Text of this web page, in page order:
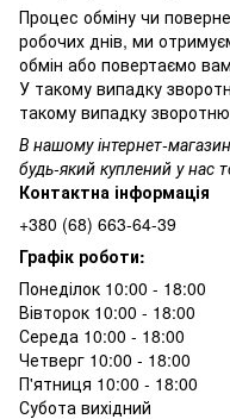
Процес обміну чи
робочих днів, ми
обмін або повертаємо
У такому випадку
такому випадку
В нашому інтернет-
будь-який куплений у нас
Контактна інформація
+380 (68) 663-64-39
Графік роботи:
Понеділок 10:00 - 18:00
Вівторок 10:00 - 18:00
Середа 10:00 - 18:00
Четверг 10:00 - 18:00
П'ятниця 10:00 - 18:00
Субота вихідний